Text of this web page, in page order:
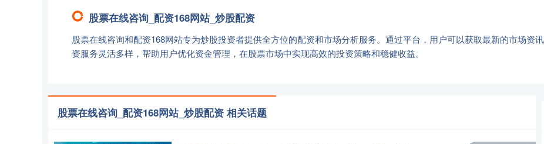
股票在线咨询_配资168网站_炒股配资
股票在线咨询和配资168网站专为炒股投资者提供全方位的配资和市场分析服务。通过平台，用户可以获取最新的市场资
资服务灵活多样，帮助用户优化资金管理，在股票市场中实现高效的投资策略和稳健收益。
股票在线咨询_配资168网站_炒股配资 相关话题